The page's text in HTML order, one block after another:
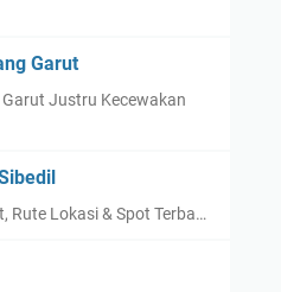
Garut
Justru Kecewakan
Rute Lokasi & Spot Terba…